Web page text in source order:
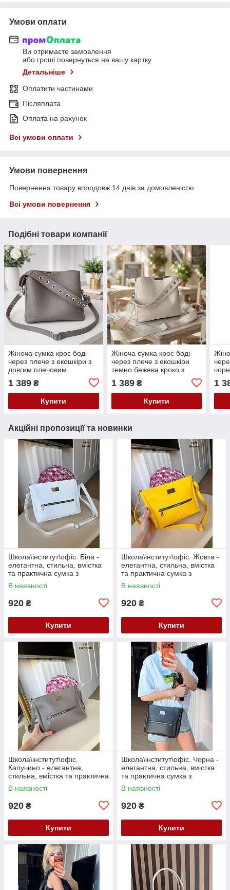
Умови оплати
Ви отримаєте замовлення
або гроші повернуться на вашу картку
Детальніше
Оплатити частинами
Післяплата
Оплата на рахунок
Всі умови оплати
Умови повернення
Повернення товару впродовж 14 днів за домовленістю
Всі умови повернення
Подібні товари компанії
Жіноча сумка крос боді
через плече з екошкіри з
довгим плечовим
ременем колір капучино
1 389 ₴
Купити
Жіноча сумка крос боді
через плече з екошкіри
темно бежева кроко з
1 389₴
Купити
1
Акційні пропозиції та новинки
Школа\інститут\офіс. Біла -
елегантна, стильна, вмістка
та практична сумка з
регульованим довгим
ременем (0491)
В наявності
920 ₴
Купити
Школа\інститут\офіс. Жовта -
елегантна, стильна, вмістка
та практична сумка з
регульованим довгим
ременем (0491)
В наявності
920 ₴
Купити
Школа\інститут\офіс.
Капучино - елегантна,
стильна, вмістка та практична
сумка з регульованим довгим
ременем (0491)
В наявності
920 ₴
Купити
Школа\інститут\офіс. Чорна -
елегантна, стильна, вмістка
та практична сумка з
регульованим довгим
ременем (0491)
В наявності
920 ₴
Купити